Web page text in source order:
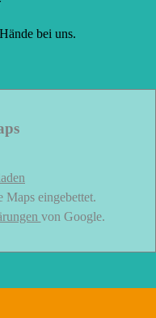
bei uns.
eingebettet.
von Google.